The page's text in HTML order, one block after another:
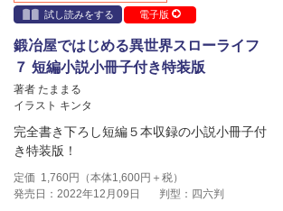
試し読みをする
電子版
鍛冶屋ではじめる異世界スローライフ
７ 短編小説小冊子付き特装版
著者 たままる
イラスト キンタ
完全書き下ろし短編５本収録の小説小冊子付
き特装版！
定価 1,760円（本体1,600円＋税）
発売日：2022年12月09日
判型：四六判